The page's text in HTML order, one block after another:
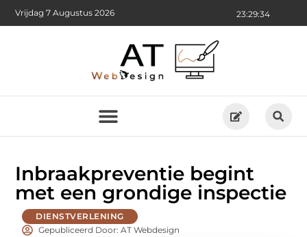
23:29:35
Vrijdag 7 Augustus 2026
Inbraakpreventie begint
met een grondige inspectie
DIENSTVERLENING
Gepubliceerd Door: AT Webdesign